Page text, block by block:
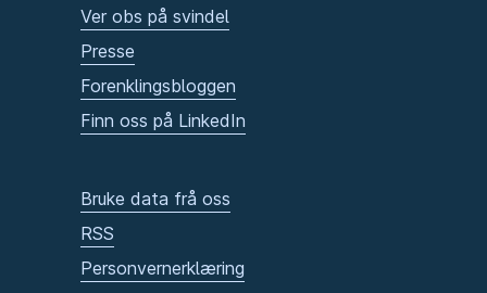
Ver obs på svindel
Presse
Forenklingsbloggen
Finn oss på LinkedIn
Bruke data frå oss
RSS
Personvernerklæring